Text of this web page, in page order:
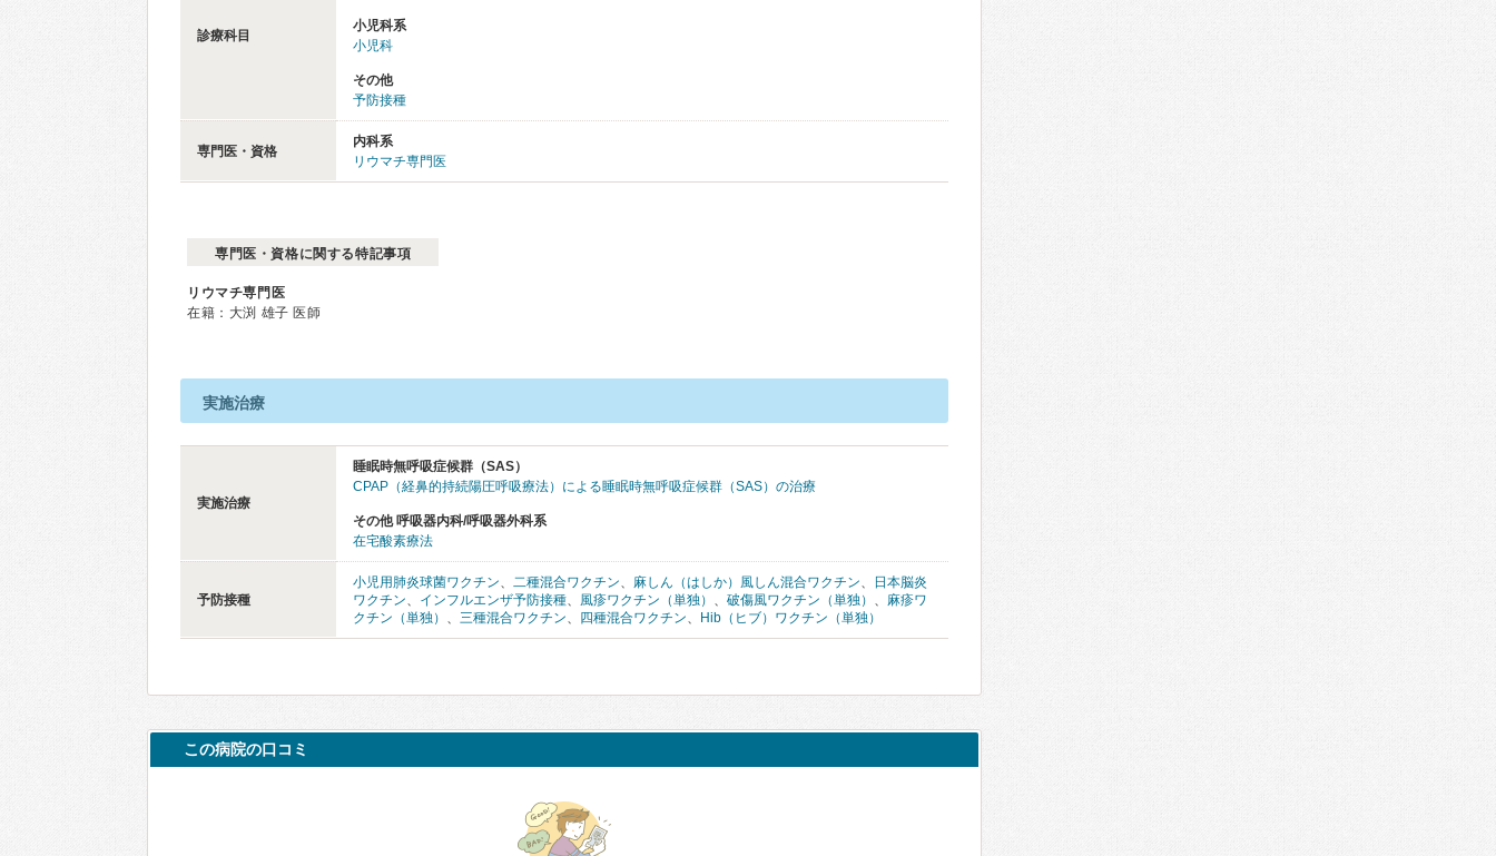
診療科目
小児科系
小児科
その他
予防接種
専門医・資格
内科系
リウマチ専門医
専門医・資格に関する特記事項
リウマチ専門医
在籍：大渕 雄子 医師
実施治療
実施治療
睡眠時無呼吸症候群（SAS）
CPAP（経鼻的持続陽圧呼吸療法）による睡眠時無呼吸症候群（SAS）の治療
その他 呼吸器内科/呼吸器外科系
在宅酸素療法
予防接種
小児用肺炎球菌ワクチン、 二種混合ワクチン、 麻しん（はしか）風しん混合ワクチン、
日本脳炎
ワクチン、 インフルエンザ予防接種、 風疹ワクチン（単独） 、 破傷風ワクチン（単独） 、 麻疹ワ
クチン（単独） 、 三種混合ワクチン、 四種混合ワクチン、 Hib（ヒブ）ワクチン（単独）
この病院の口コミ